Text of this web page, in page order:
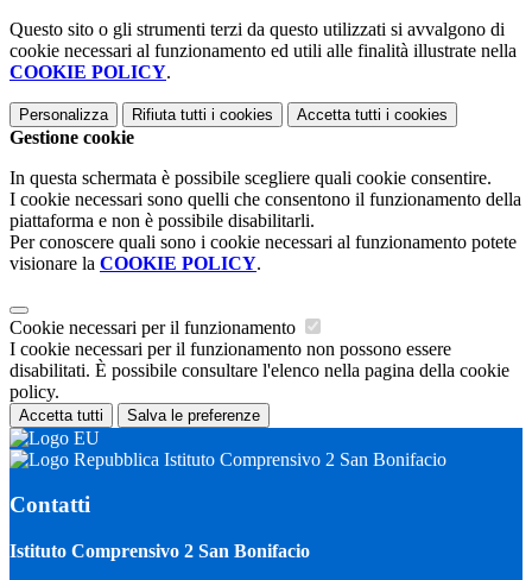
Questo sito o gli strumenti terzi da questo utilizzati si avvalgono di
cookie necessari al funzionamento ed utili alle finalità illustrate nella
COOKIE POLICY.
Personalizza Rifiuta tutti i cookies Accetta tutti i cookies
Gestione cookie
In questa schermata è possibile scegliere quali cookie consentire.
I cookie necessari sono quelli che consentono il funzionamento della
piattaforma e non è possibile disabilitarli.
Per conoscere quali sono i cookie necessari al funzionamento potete
visionare la COOKIE POLICY.
Cookie necessari per il funzionamento
I cookie necessari per il funzionamento non possono essere
disabilitati. È possibile consultare l'elenco nella pagina della cookie
policy.
Accetta tutti Salva le preferenze
Istituto Comprensivo 2 San Bonifacio
Contatti
Istituto Comprensivo 2 San Bonifacio